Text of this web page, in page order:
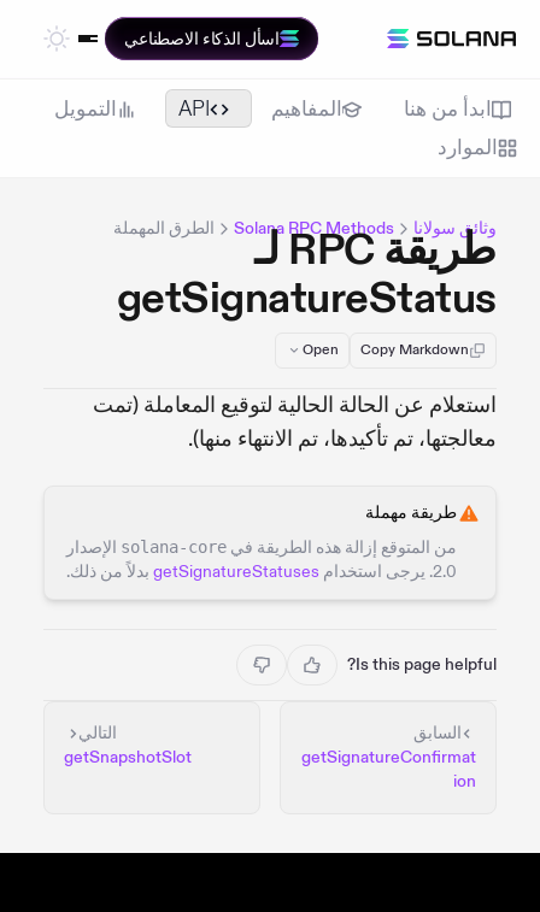
اسأل الذكاء الاصطناعي
ابدأ من هنا المفاهيم API
التمويل
الموارد
وثائق سولانا Solana RPC Methods الطرق المهملة
طريقة RPC لـ
getSignatureStatus
Copy Markdown
Open
استعلام عن الحالة الحالية لتوقيع المعاملة (تمت
معالجتها، تم تأكيدها، تم الانتهاء منها).
طريقة مهملة
من المتوقع إزالة هذه الطريقة في solana-core الإصدار
2.0. يرجى استخدام
getSignatureStatuses بدلاً من ذلك.
Is this page helpful?
السابق
getSignatureConfirmat
ion
التالي
getSnapshotSlot